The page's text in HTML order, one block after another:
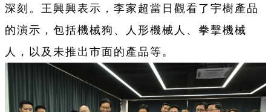
深刻。王興興表示，李家超當日觀看了宇樹產品
的演示，包括機械狗、人形機械人、拳擊機械
人，以及未推出市面的產品等。